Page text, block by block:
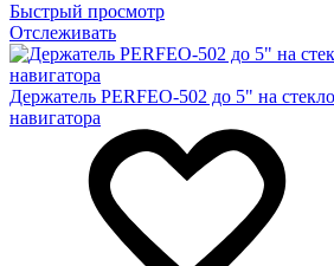
Быстрый просмотр
Отслеживать
Держатель PERFEO-502 до 5" на
навигатора